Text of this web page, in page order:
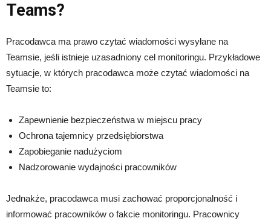
Teams?
Pracodawca ma prawo czytać wiadomości wysyłane na
Teamsie, jeśli istnieje uzasadniony cel monitoringu. Przykładowe
sytuacje, w których pracodawca może czytać wiadomości na
Teamsie to:
Zapewnienie bezpieczeństwa w miejscu pracy
Ochrona tajemnicy przedsiębiorstwa
Zapobieganie nadużyciom
Nadzorowanie wydajności pracowników
Jednakże, pracodawca musi zachować proporcjonalność i
informować pracowników o fakcie monitoringu. Pracownicy